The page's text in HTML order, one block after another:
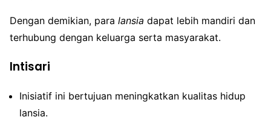
Dengan demikian, para lansia dapat lebih mandiri dan
terhubung dengan keluarga serta masyarakat.
Intisari
Inisiatif ini bertujuan meningkatkan kualitas hidup
lansia.